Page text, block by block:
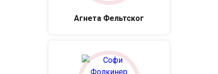
Агнета Фельтског